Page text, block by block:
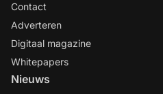
Contact
Adverteren
Digitaal magazine
Whitepapers
Nieuws